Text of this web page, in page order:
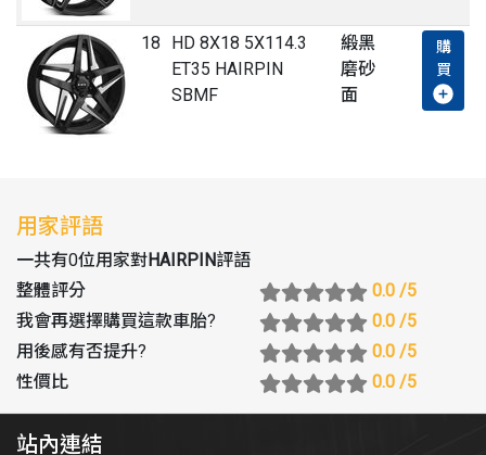
18
HD 8X18 5X114.3
ET35 HAIRPIN
SBMF
緞黑
磨砂
面
購
買
用家評語
一共有0位用家對HAIRPIN評語
整體評分
0.0 /5
我會再選擇購買這款車胎? 0.0 /5
用後感有否提升? 0.0 /5
性價比
0.0 /5
站內連結